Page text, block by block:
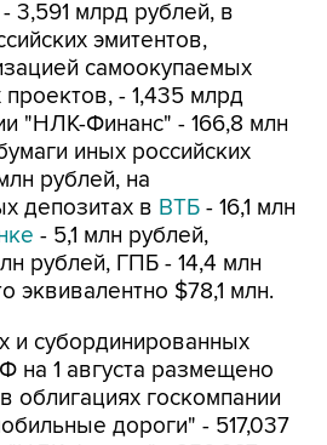
и субординированных
на 1 августа размещено
облигациях госкомпании
дороги" - 517,037
Финанс" - 250,667
сервис" -
ППК "Фонд развития
млрд рублей, ГТЛК -
ООО"ВК"- 60 млрд
"Ростех" - 503,486 млрд
- 63,7 млрд рублей,
юаней.
инвестировано $3 млрд.